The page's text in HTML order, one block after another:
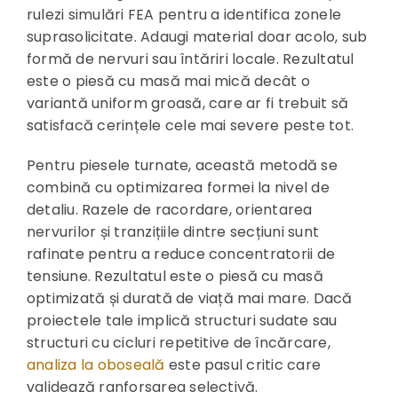
rulezi simulări FEA pentru a identifica zonele
suprasolicitate. Adaugi material doar acolo, sub
formă de nervuri sau întăriri locale. Rezultatul
este o piesă cu masă mai mică decât o
variantă uniform groasă, care ar fi trebuit să
satisfacă cerințele cele mai severe peste tot.
Pentru piesele turnate, această metodă se
combină cu optimizarea formei la nivel de
detaliu. Razele de racordare, orientarea
nervurilor și tranzițiile dintre secțiuni sunt
rafinate pentru a reduce concentratorii de
tensiune. Rezultatul este o piesă cu masă
optimizată și durată de viață mai mare. Dacă
proiectele tale implică structuri sudate sau
structuri cu cicluri repetitive de încărcare,
analiza la oboseală este pasul critic care
validează ranforsarea selectivă.